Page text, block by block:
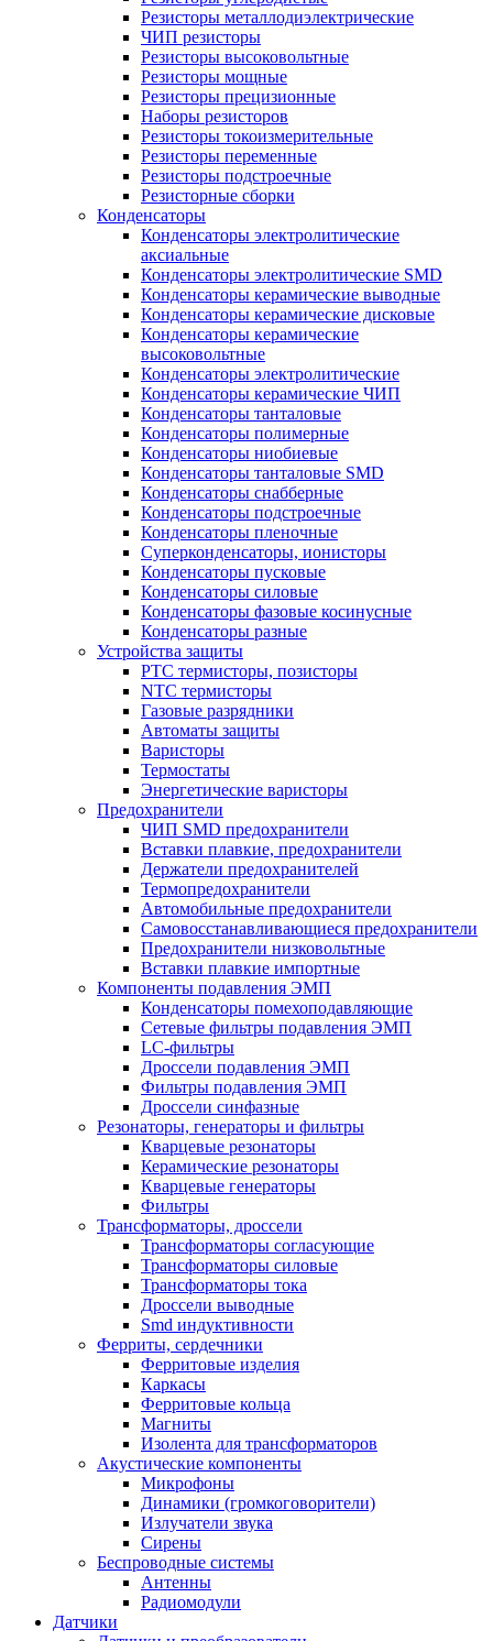
Резисторы металлодиэлектрические
ЧИП резисторы
Резисторы высоковольтные
Резисторы мощные
Резисторы прецизионные
Наборы резисторов
Резисторы токоизмерительные
Резисторы переменные
Резисторы подстроечные
Резисторные сборки
Конденсаторы
Конденсаторы электролитические
аксиальные
Конденсаторы электролитические SMD
Конденсаторы керамические выводные
Конденсаторы керамические дисковые
Конденсаторы керамические
высоковольтные
Конденсаторы электролитические
Конденсаторы керамические ЧИП
Конденсаторы танталовые
Конденсаторы полимерные
Конденсаторы ниобиевые
Конденсаторы танталовые SMD
Конденсаторы снабберные
Конденсаторы подстроечные
Конденсаторы пленочные
Суперконденсаторы, ионисторы
Конденсаторы пусковые
Конденсаторы силовые
Конденсаторы фазовые косинусные
Конденсаторы разные
Устройства защиты
PTC термисторы, позисторы
NTC термисторы
Газовые разрядники
Автоматы защиты
Варисторы
Термостаты
Энергетические варисторы
Предохранители
ЧИП SMD предохранители
Вставки плавкие, предохранители
Держатели предохранителей
Термопредохранители
Автомобильные предохранители
Самовосстанавливающиеся предохранители
Предохранители низковольтные
Вставки плавкие импортные
Компоненты подавления ЭМП
Конденсаторы помехоподавляющие
Сетевые фильтры подавления ЭМП
LC-фильтры
Дроссели подавления ЭМП
Фильтры подавления ЭМП
Дроссели синфазные
Резонаторы, генераторы и фильтры
Кварцевые резонаторы
Керамические резонаторы
Кварцевые генераторы
Фильтры
Трансформаторы, дроссели
Трансформаторы согласующие
Трансформаторы силовые
Трансформаторы тока
Дроссели выводные
Smd индуктивности
Ферриты, сердечники
Ферритовые изделия
Каркасы
Ферритовые кольца
Магниты
Изолента для трансформаторов
Акустические компоненты
Микрофоны
Динамики (громкоговорители)
Излучатели звука
Сирены
Беспроводные системы
Антенны
Радиомодули
Датчики